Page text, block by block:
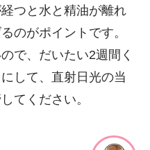
つと水と精油が離れ
のがポイントです。
で、だいたい2週間く
して、直射日光の当
てください。